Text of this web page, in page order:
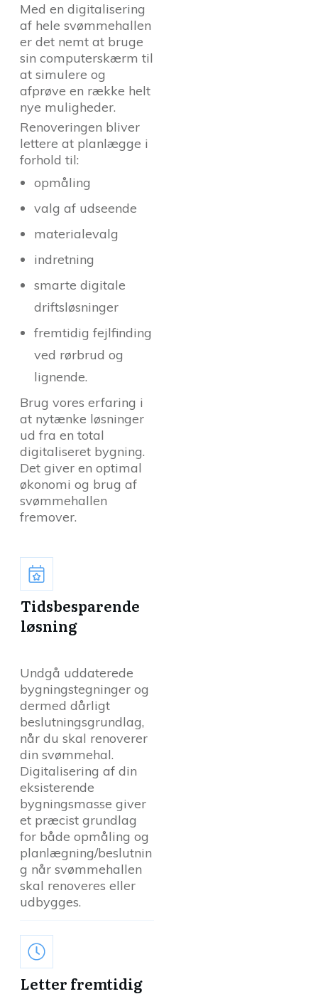
Med en digitalisering
af hele svømmehallen
er det nemt at bruge
sin computerskærm til
at simulere og
afprøve en række helt
nye muligheder.
Renoveringen bliver
lettere at planlægge i
forhold til:
opmåling
valg af udseende
materialevalg
indretning
smarte digitale
driftsløsninger
fremtidig fejlfinding
ved rørbrud og
lignende.
Brug vores erfaring i
at nytænke løsninger
ud fra en total
digitaliseret bygning.
Det giver en optimal
økonomi og brug af
svømmehallen
fremover.
Tidsbesparende
løsning
Undgå uddaterede
bygningstegninger og
dermed dårligt
beslutningsgrundlag,
når du skal renoverer
din svømmehal.
Digitalisering af din
eksisterende
bygningsmasse giver
et præcist grundlag
for både opmåling og
planlægning/beslutnin
g når svømmehallen
skal renoveres eller
udbygges.
Letter fremtidig